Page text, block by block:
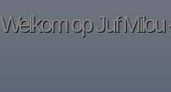
Welkom op Juf Milou